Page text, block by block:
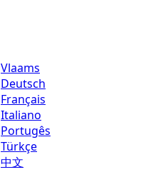
Vlaams
Deutsch
Français
Italiano
Portugês
Türkçe
中文